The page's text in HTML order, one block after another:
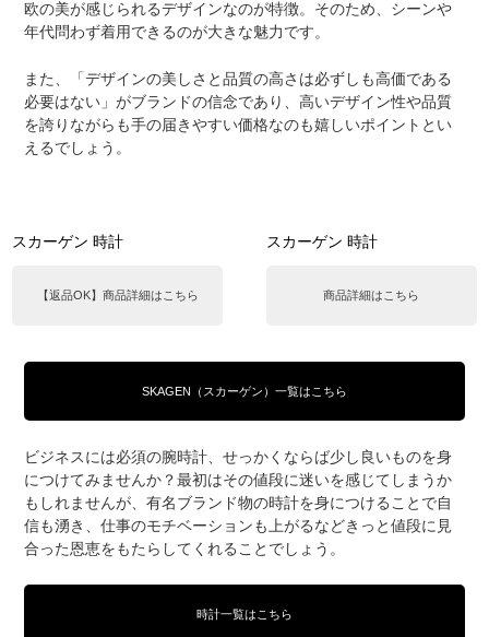
欧の美が感じられるデザインなのが特徴。そのため、シーンや
年代問わず着用できるのが大きな魅力です。
また、「デザインの美しさと品質の高さは必ずしも高価である
必要はない」がブランドの信念であり、高いデザイン性や品質
を誇りながらも手の届きやすい価格なのも嬉しいポイントとい
えるでしょう。
スカーゲン 時計
【返品OK】商品詳細はこちら
スカーゲン 時計
商品詳細はこちら
SKAGEN（スカーゲン）一覧はこちら
ビジネスには必須の腕時計、せっかくならば少し良いものを身
につけてみませんか？最初はその値段に迷いを感じてしまうか
もしれませんが、有名ブランド物の時計を身につけることで自
信も湧き、仕事のモチベーションも上がるなどきっと値段に見
合った恩恵をもたらしてくれることでしょう。
時計一覧はこちら